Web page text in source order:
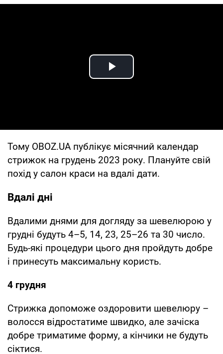
Play Video
Тому OBOZ.UA публікує місячний календар
стрижок на грудень 2023 року. Плануйте свій
похід у салон краси на вдалі дати.
Вдалі дні
Вдалими днями для догляду за шевелюрою у
грудні будуть 4–5, 14, 23, 25–26 та 30 число.
Будь-які процедури цього дня пройдуть добре
і принесуть максимальну користь.
4 грудня
Стрижка допоможе оздоровити шевелюру –
волосся відростатиме швидко, але зачіска
добре триматиме форму, а кінчики не будуть
сіктися.